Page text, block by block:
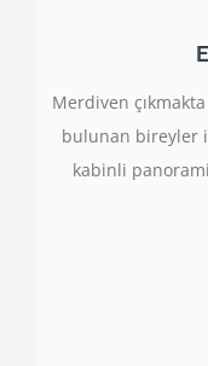
Merdiven
bulunan bireyler
kabinli